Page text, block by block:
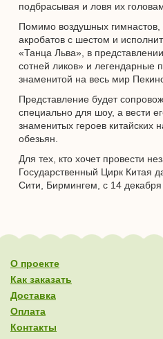
подбрасывая и ловя их
Помимо воздушных гимнастов,
акробатов с шестом и
«Танца Льва», в
сотней ликов» и легендарные
знаменитой на весь мир
Представление будет
специально для шоу, а вести
знаменитых героев китайских
обезьян.
Для тех, кто хочет провести
Государственный Цирк Китая
Сити, Бирмингем, с 14
О проекте
Как заказать
Доставка
Оплата
Контакты